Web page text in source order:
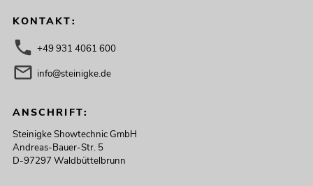
KONTAKT:
+49 931 4061 600
info@steinigke.de
ANSCHRIFT:
Steinigke Showtechnic GmbH
Andreas-Bauer-Str. 5
D-97297 Waldbüttelbrunn